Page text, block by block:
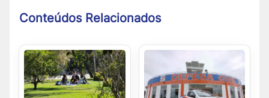
Conteúdos Relacionados